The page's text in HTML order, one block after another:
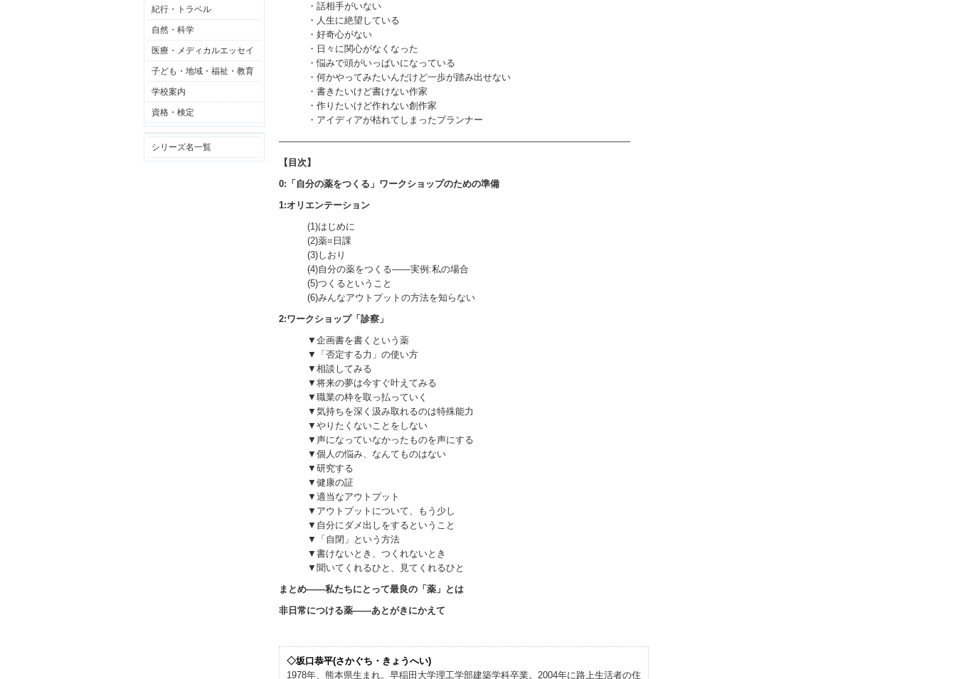
紀行・トラベル
自然・科学
医療・メディカルエッセイ
子ども・地域・福祉・教育
学校案内
資格・検定
シリーズ名一覧
・話相手がいない
・人生に絶望している
・好奇心がない
・日々に関心がなくなった
・悩みで頭がいっぱいになっている
・何かやってみたいんだけど一歩が踏み出せない
・書きたいけど書けない作家
・作りたいけど作れない創作家
・アイディアが枯れてしまったプランナー
――――――――――――――――――――――――――――――――――――――
【目次】
0:「自分の薬をつくる」ワークショップのための準備
1:オリエンテーション
(1)はじめに
(2)薬=日課
(3)しおり
(4)自分の薬をつくる――実例:私の場合
(5)つくるということ
(6)みんなアウトプットの方法を知らない
2:ワークショップ「診察」
▼企画書を書くという薬
▼「否定する力」の使い方
▼相談してみる
▼将来の夢は今すぐ叶えてみる
▼職業の枠を取っ払っていく
▼気持ちを深く汲み取れるのは特殊能力
▼やりたくないことをしない
▼声になっていなかったものを声にする
▼個人の悩み、なんてものはない
▼研究する
▼健康の証
▼適当なアウトプット
▼アウトプットについて、もう少し
▼自分にダメ出しをするということ
▼「自閉」という方法
▼書けないとき、つくれないとき
▼聞いてくれるひと、見てくれるひと
まとめ――私たちにとって最良の「薬」とは
非日常につける薬――あとがきにかえて
◇坂口恭平(さかぐち・きょうへい)
1978年、熊本県生まれ。早稲田大学理工学部建築学科卒業。2004年に路上生活者の住